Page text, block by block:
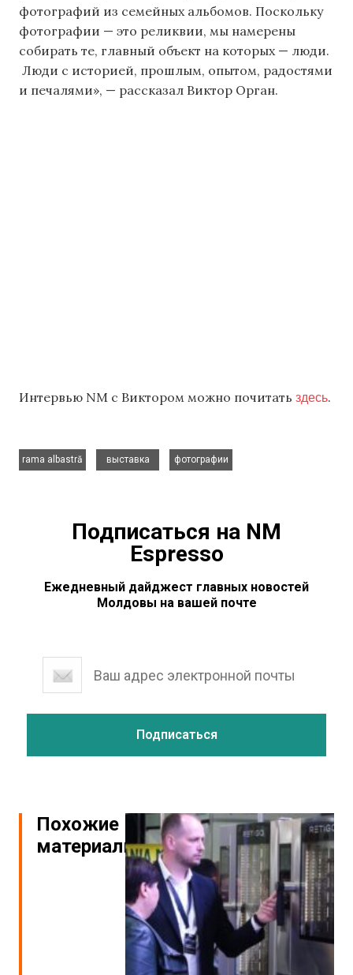
фотографий из семейных альбомов. Поскольку
фотографии — это реликвии, мы намерены
собирать те, главный объект на которых — люди.
Люди с историей, прошлым, опытом, радостями
и печалями», — рассказал Виктор Орган.
Интервью NM с Виктором можно почитать здесь.
rama albastră
выставка
фотографии
Подписаться на NM
Espresso
Ежедневный дайджест главных новостей
Молдовы на вашей почте
Похожие
материалы